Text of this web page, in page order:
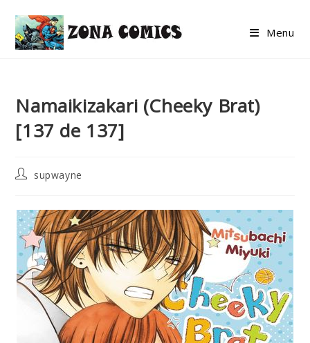
content
Menu
Namaikizakari (Cheeky Brat)
[137 de 137]
Postsupwayne